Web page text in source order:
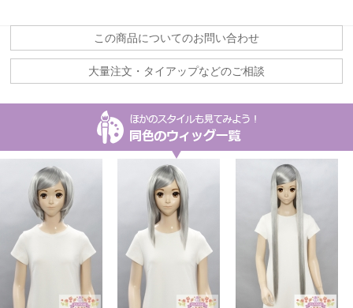
この商品についてのお問い合わせ
大量注文・タイアップなどのご相談